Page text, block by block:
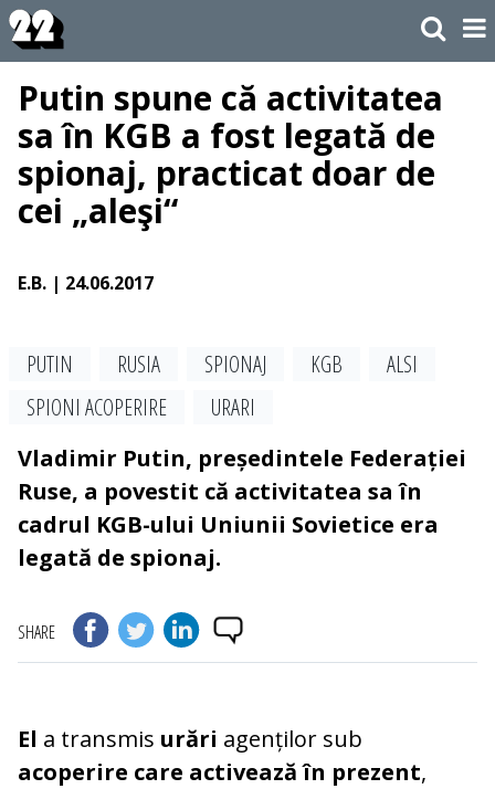
Putin spune că activitatea
sa în KGB a fost legată de
spionaj, practicat doar de
cei „aleşi“
E.B. | 24.06.2017
PUTIN RUSIA SPIONAJ KGB
ALSI
SPIONI ACOPERIRE
URARI
Vladimir Putin, președintele Federației
Ruse, a povestit că activitatea sa în
cadrul KGB-ului Uniunii Sovietice era
legată de spionaj.
SHARE
El a transmis urări agenților sub
acoperire care activează în prezent,